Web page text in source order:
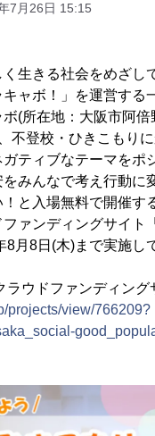
7月26日 15:15
く生きる社会をめざし
ャボ！」を運営する
(所在地：大阪市阿倍
不登校・ひきこもり
ガティブなテーマをポ
みんなで考え行動に
と入場無料で開催す
ァンディングサイト
月8日(木)まで実施し
ラウドファンディング
projects/view/766209?